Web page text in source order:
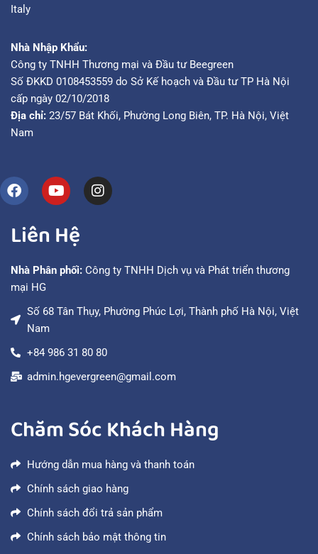
Italy
Nhà Nhập Khẩu:
Công ty TNHH Thương mại và Đầu tư Beegreen
Số ĐKKD 0108453559 do Sở Kế hoạch và Đầu tư TP Hà Nội
cấp ngày 02/10/2018
Địa chỉ: 23/57 Bát Khối, Phường Long Biên, TP. Hà Nội, Việt
Nam
Liên Hệ
Nhà Phân phối: Công ty TNHH Dịch vụ và Phát triển thương
mại HG
Số 68 Tân Thụy, Phường Phúc Lợi, Thành phố Hà Nội, Việt
Nam
+84 986 31 80 80
admin.hgevergreen@gmail.com
Chăm Sóc Khách Hàng
Hướng dẫn mua hàng và thanh toán
Chính sách giao hàng
Chính sách đổi trả sản phẩm
Chính sách bảo mật thông tin